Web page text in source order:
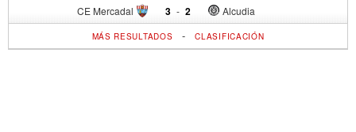
CE Mercadal 3 - Alcudia
2
MÁS RESULTADOS -CLASIFICACIÓN